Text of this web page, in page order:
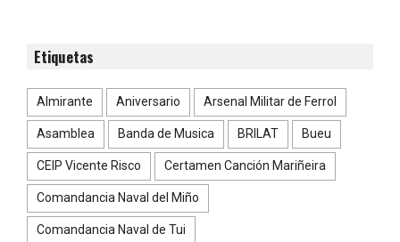
Etiquetas
Almirante Aniversario Arsenal Militar de Ferrol
Asamblea Banda de Musica BRILAT Bueu
CEIP Vicente Risco Certamen Canción Mariñeira
Comandancia Naval del Miño
Comandancia Naval de Tui